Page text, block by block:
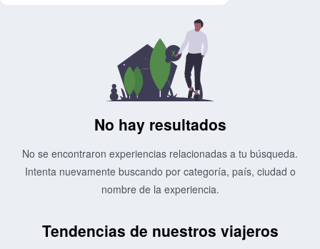
No hay resultados
No se encontraron experiencias relacionadas a tu búsqueda.
Intenta nuevamente buscando por categoría, país, ciudad o
nombre de la experiencia.
Tendencias de nuestros viajeros